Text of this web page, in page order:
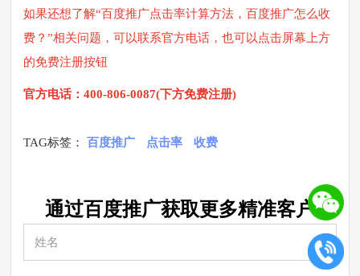
如果还想了解“百度推广点击率计算方法，百度推广怎么收
费？”相关问题，可以联系官方电话，也可以点击屏幕上方
的免费注册按钮
官方电话：400-806-0087(下方免费注册)
TAG标签：百度推广 点击率 收费
通过百度推广获取更多精准客户